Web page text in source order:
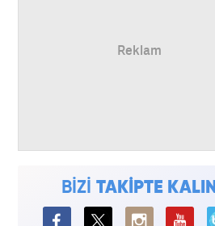
BİZİ TAKİPTE KALIN